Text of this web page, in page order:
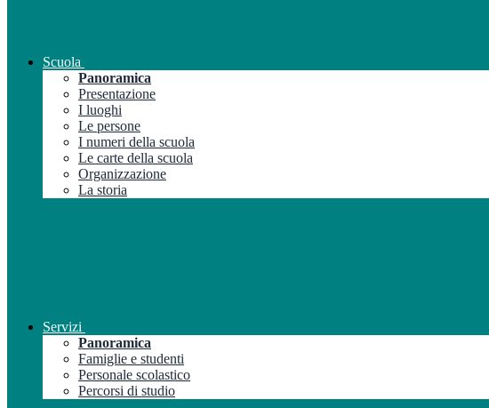
Scuola
Panoramica
Presentazione
I luoghi
Le persone
I numeri della scuola
Le carte della scuola
Organizzazione
La storia
Servizi
Panoramica
Famiglie e studenti
Personale scolastico
Percorsi di studio